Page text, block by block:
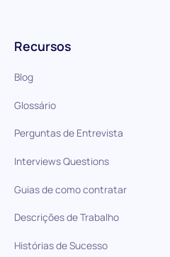
Recursos
Blog
Glossário
Perguntas de Entrevista
Interviews Questions
Guias de como contratar
Descrições de Trabalho
Histórias de Sucesso